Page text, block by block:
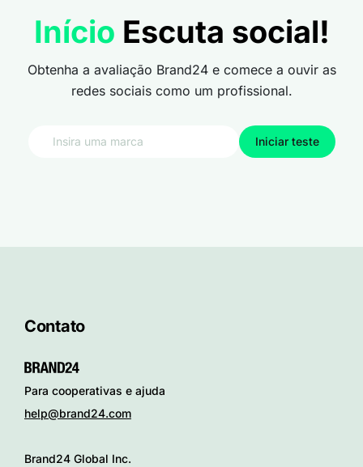
Início Escuta social!
Obtenha a avaliação Brand24 e comece a ouvir as
redes sociais como um profissional.
Iniciar teste
Contato
Para cooperativas e ajuda
help@brand24.com
Brand24 Global Inc.